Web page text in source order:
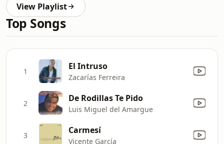
View Playlist
Top Songs
1 El Intruso
Zacarías Ferreira
2 De Rodillas Te Pido
Luis Miguel del Amargue
3 Carmesí
Vicente García